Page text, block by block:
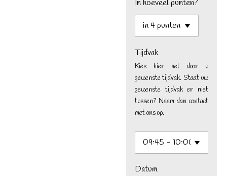
In hoeveel punten?
Tijdvak
Kies hier het door u
gewenste tijdvak. Staat uw
gewenste tijdvak er niet
tussen? Neem dan contact
met ons op.
Datum